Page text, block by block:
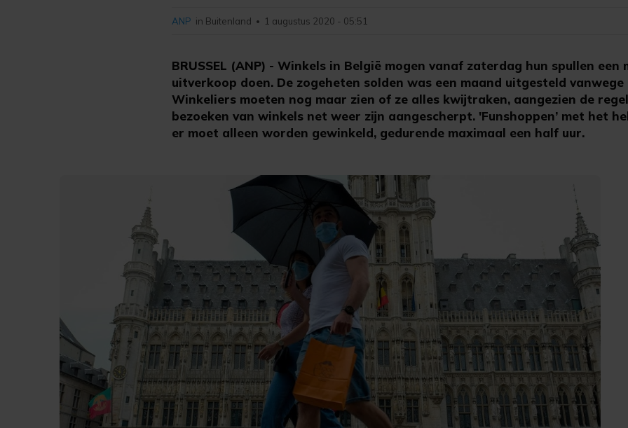
BRUSSEL (ANP) - Winkels in België mogen vanaf zaterdag hun spullen een
uitverkoop doen. De zogeheten solden was een maand uitgesteld
Winkeliers moeten nog maar zien of ze alles kwijtraken, aangezien de
bezoeken van winkels net weer zijn aangescherpt. 'Funshoppen’ met het
er moet alleen worden gewinkeld, gedurende maximaal een half uur.
ANP in Buitenland • 1 augustus 2020 - 05:51